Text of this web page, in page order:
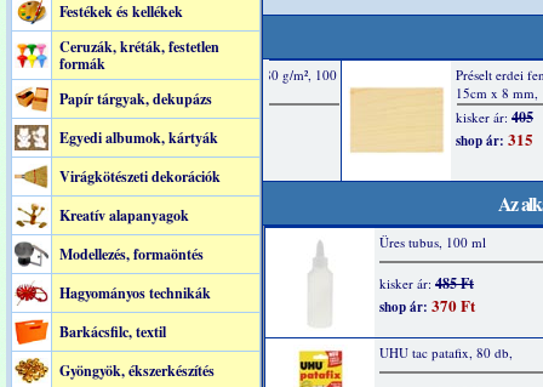
Festékek és kellékek
Ceruzák, kréták, festetlen
formák
Papír tárgyak, dekupázs
Egyedi albumok, kártyák
Virágkötészeti dekorációk
Kreatív alapanyagok
Modellezés, formaöntés
Hagyományos technikák
Barkácsfilc, textil
Gyöngyök, ékszerkészítés
Az
Üres tubus, 100 ml
kisker ár: 485 Ft
shop ár: 370 Ft
UHU tac patafix, 80 db,